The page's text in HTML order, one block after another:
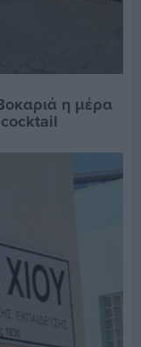
η μέρα
cocktail